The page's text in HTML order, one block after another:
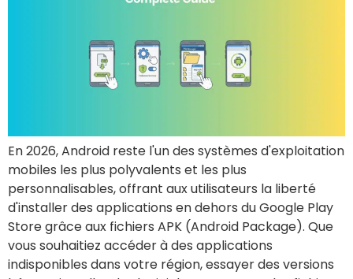
En 2026, Android reste l'un des systèmes d'exploitation
mobiles les plus polyvalents et les plus
personnalisables, offrant aux utilisateurs la liberté
d'installer des applications en dehors du Google Play
Store grâce aux fichiers APK (Android Package). Que
vous souhaitiez accéder à des applications
indisponibles dans votre région, essayer des versions